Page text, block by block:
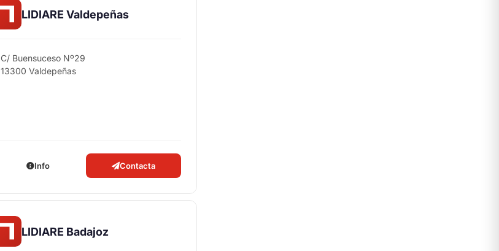
LIDIARE Valdepeñas
C/ Buensuceso Nº29
13300 Valdepeñas
Info Contacta
LIDIARE Badajoz